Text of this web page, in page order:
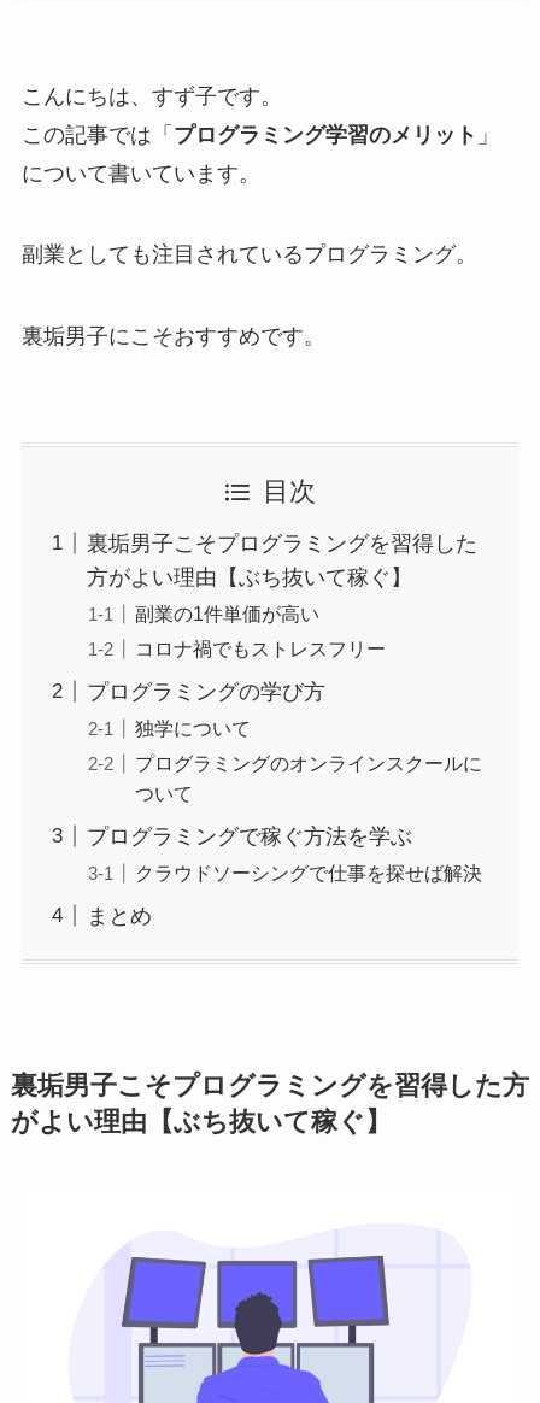
こんにちは、すず子です。
この記事では「 プログラミング学習のメリット 」
について書いています。
副業としても注目されているプログラミング。
裏垢男子にこそおすすめです。
目次
裏垢男子こそプログラミングを習得した
方がよい理由【ぶち抜いて稼ぐ】
副業の1件単価が高い
コロナ禍でもストレスフリー
プログラミングの学び方
独学について
プログラミングのオンラインスクールに
ついて
プログラミングで稼ぐ方法を学ぶ
クラウドソーシングで仕事を探せば解決
まとめ
裏垢男子こそプログラミングを習得した方
がよい理由【ぶち抜いて稼ぐ】